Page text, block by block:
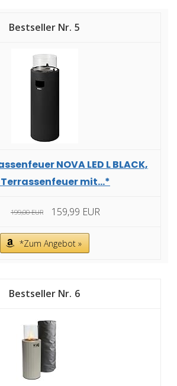
5
NOVA LED L BLACK,
Terrassenfeuer mit...*
199,00 EUR 159,99 EUR
*Zum Angebot »
6